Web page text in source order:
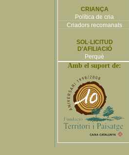
CRIANÇA
Política de cria
Criadors recomanats
SOL·LICITUD
D'AFILIACIÓ
Perquè
Amb el suport de: